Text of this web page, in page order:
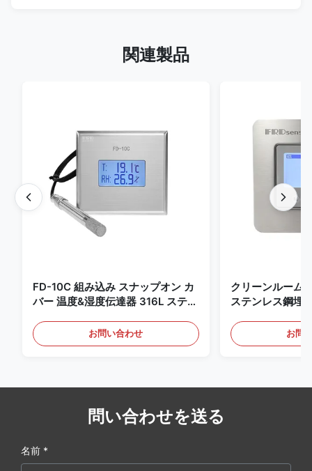
関連製品
FD-10C 組み込み スナップオン カ
バー 温度&湿度伝達器 316L ステン
お問い合わせ
クリーンルーム
ステンレス鋼埋
知用
お問
問い合わせを送る
名前 *